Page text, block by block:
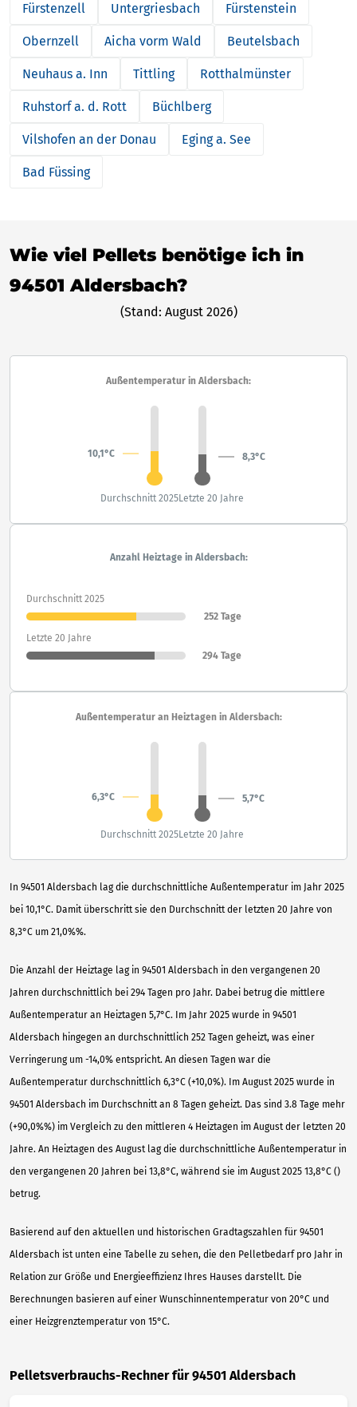
Fürstenzell Untergriesbach Fürstenstein
Obernzell Aicha vorm Wald Beutelsbach
Neuhaus a. Inn Tittling Rotthalmünster
Ruhstorf a. d. Rott Büchlberg
Vilshofen an der Donau Eging a. See
Bad Füssing
Wie viel Pellets benötige ich in
94501 Aldersbach?
(Stand: August 2026)
In 94501 Aldersbach lag die durchschnittliche Außentemperatur im Jahr 2025
bei 10,1°C. Damit überschritt sie den Durchschnitt der letzten 20 Jahre von
8,3°C um 21,0%%.
Die Anzahl der Heiztage lag in 94501 Aldersbach in den vergangenen 20
Jahren durchschnittlich bei 294 Tagen pro Jahr. Dabei betrug die mittlere
Außentemperatur an Heiztagen 5,7°C. Im Jahr 2025 wurde in 94501
Aldersbach hingegen an durchschnittlich 252 Tagen geheizt, was einer
Verringerung um -14,0% entspricht. An diesen Tagen war die
Außentemperatur durchschnittlich 6,3°C (+10,0%). Im August 2025 wurde in
94501 Aldersbach im Durchschnitt an 8 Tagen geheizt. Das sind 3.8 Tage mehr
(+90,0%%) im Vergleich zu den mittleren 4 Heiztagen im August der letzten 20
Jahre. An Heiztagen des August lag die durchschnittliche Außentemperatur in
den vergangenen 20 Jahren bei 13,8°C, während sie im August 2025 13,8°C ()
betrug.
Basierend auf den aktuellen und historischen Gradtagszahlen für 94501
Aldersbach ist unten eine Tabelle zu sehen, die den Pelletbedarf pro Jahr in
Relation zur Größe und Energieeffizienz Ihres Hauses darstellt. Die
Berechnungen basieren auf einer Wunschinnentemperatur von 20°C und
einer Heizgrenztemperatur von 15°C.
Außentemperatur in Aldersbach:
10,1°C 8,3°C
Durchschnitt 2025Letzte 20 Jahre
Anzahl Heiztage in Aldersbach:
Durchschnitt 2025
252 Tage
Letzte 20 Jahre
294 Tage
Außentemperatur an Heiztagen in Aldersbach:
6,3°C 5,7°C
Durchschnitt 2025Letzte 20 Jahre
Pelletsverbrauchs-Rechner für 94501 Aldersbach